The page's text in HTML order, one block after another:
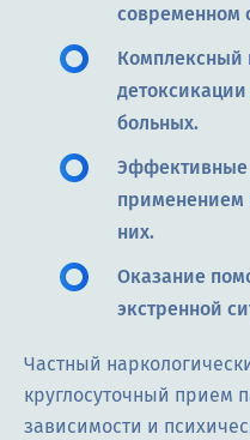
современном
Комплексный
больных.
Эффективные
применением
них.
Оказание
экстренной
Частный
круглосуточный прием
зависимости и